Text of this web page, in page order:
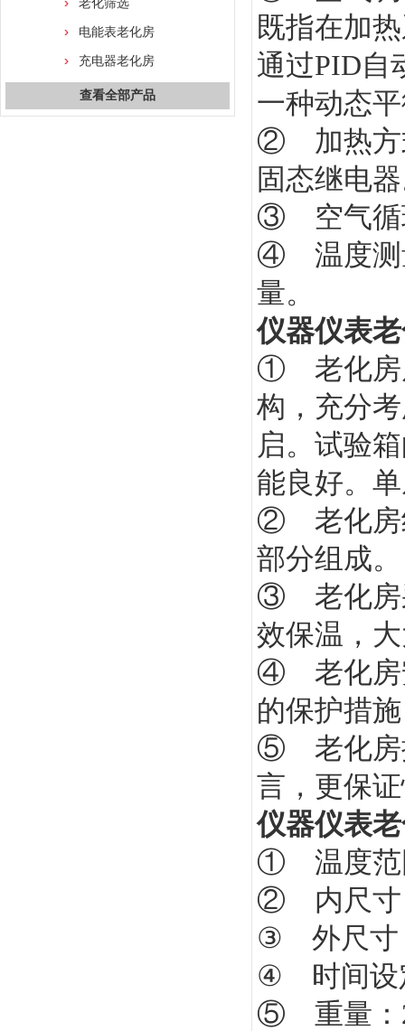
老化筛选
电能表老化房
充电器老化房
查看全部产品
既指在加
通过PID自
一种动态
② 加热方
固态继电
③ 空气循
④ 温度测
量。
仪器仪表
① 老化房
构，充分
启。试验
能良好。
② 老化房
部分组成。
③ 老化房
效保温，
④ 老化房
的保护措
⑤ 老化房
言，更保
仪器仪表
① 温度范
② 内尺寸
③ 外尺寸
④ 时间设
⑤ 重量：